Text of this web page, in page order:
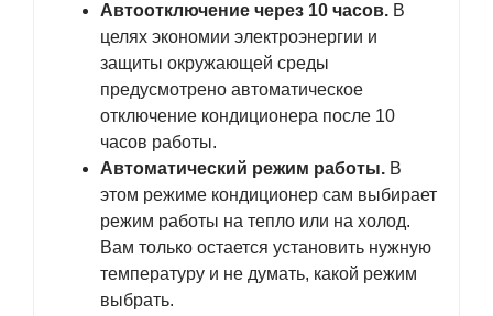
Автоотключение через 10 часов. В
целях экономии электроэнергии и
защиты окружающей среды
предусмотрено автоматическое
отключение кондиционера после 10
часов работы.
Автоматический режим работы. В
этом режиме кондиционер сам выбирает
режим работы на тепло или на холод.
Вам только остается установить нужную
температуру и не думать, какой режим
выбрать.